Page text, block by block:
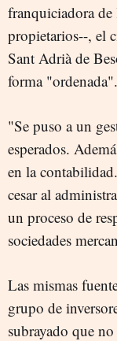
franquiciadora de
propietarios--, el
Sant Adrià de
forma "ordenada".
"Se puso a un
esperados.
en la
cesar al
un proceso de
sociedades
Las mismas
grupo de
subrayado que